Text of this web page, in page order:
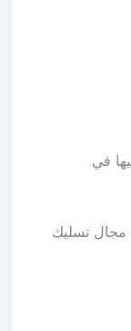
في
مجال تسليك